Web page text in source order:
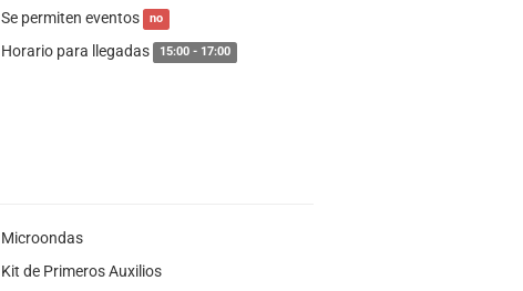
Se permiten eventos no
Horario para llegadas 15:00 - 17:00
Microondas
Kit de Primeros Auxilios